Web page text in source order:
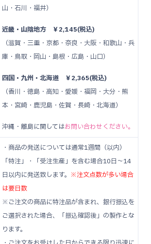
山・石川・福井）
近畿・山陰地方 ￥2,145(税込)
（滋賀・三重・京都・奈良・大阪・和歌山・兵
庫・鳥取・岡山・島根・広島・山口）
四国・九州・北海道 ￥2,365(税込)
（香川・徳島・高知・愛媛・福岡・大分・熊
本・宮崎・鹿児島・佐賀・長崎・北海道）
沖縄・離島に関してはお問い合わせください。
・商品の発送については通常1週間（以内）
「特注」・「受注生産」を含む場合10日～14
日以内に発送致します。 ※注文点数が多い場合
は要日数
※ご注文の商品に特注品が含まれ、銀行振込を
ご選択された場合、「振込確認後」の製作とな
ります。